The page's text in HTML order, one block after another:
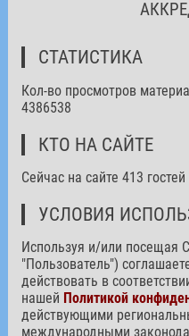
СТАТИСТИКА
Кол-во просмотров
4386538
КТО НА САЙТЕ
Сейчас на сайте 413
УСЛОВИЯ
Используя и/или посещая
"Пользователь")
действовать в
нашей Политикой
действующими
международными